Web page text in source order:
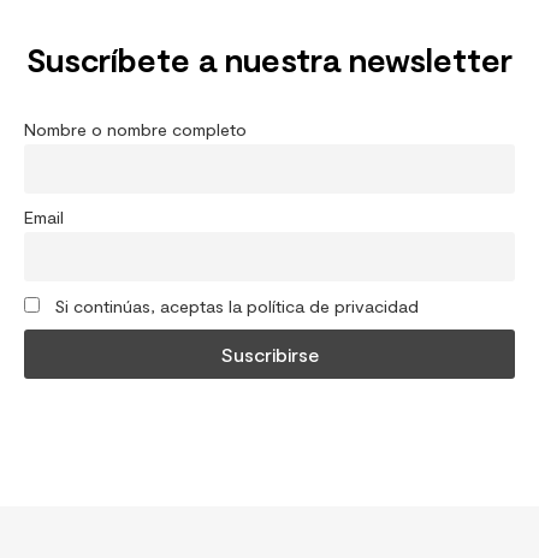
Suscríbete a nuestra newsletter
Nombre o nombre completo
Email
Si continúas, aceptas la política de privacidad